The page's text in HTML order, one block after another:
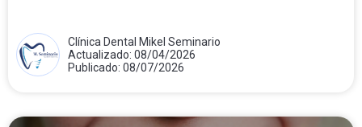
Clínica Dental Mikel Seminario
Actualizado: 08/04/2026
Publicado: 08/07/2026